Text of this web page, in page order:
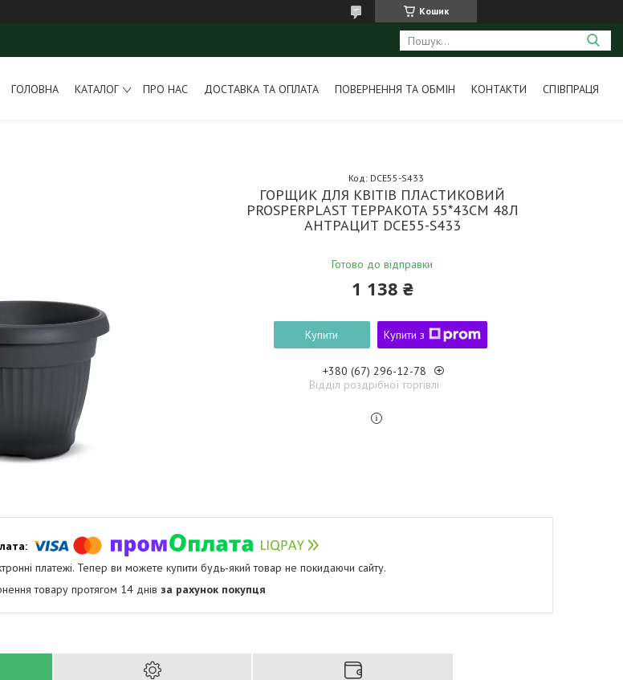
Кошик
ГОЛОВНА КАТАЛОГ ПРО НАС ДОСТАВКА ТА ОПЛАТА ПОВЕРНЕННЯ ТА ОБМІН КОНТАКТИ СПІВПРАЦЯ
ГОРЩИК ДЛЯ КВІТІВ ПЛАСТИКОВИЙ
PROSPERPLAST ТЕРРАКОТА 55*43СМ 48Л
АНТРАЦИТ DCE55-S433
Готово до відправки
Код: DCE55-S433
1 138 ₴
Купити Купити з
+380 (67) 296-12-78
Відділ роздрібної торгівлі
платежі. Тепер ви можете купити будь-який товар не покидаючи сайту.
товару протягом 14 днів за рахунок покупця